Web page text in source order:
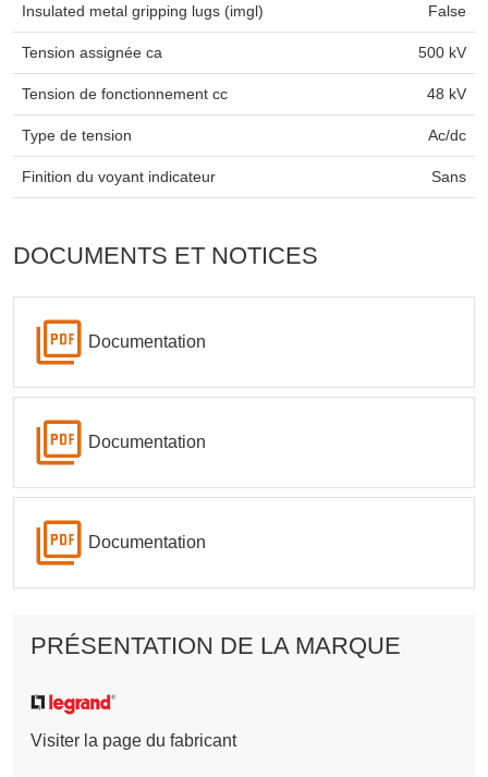
Insulated metal gripping lugs (imgl) False
Tension assignée ca 500 kV
Tension de fonctionnement cc 48 kV
Type de tension Ac/dc
Finition du voyant indicateur Sans
DOCUMENTS ET NOTICES
Documentation
Documentation
Documentation
PRÉSENTATION DE LA MARQUE
Visiter la page du fabricant